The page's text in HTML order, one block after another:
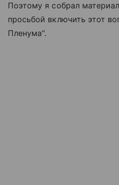
Поэтому я собрал
просьбой включить этот
Пленума".